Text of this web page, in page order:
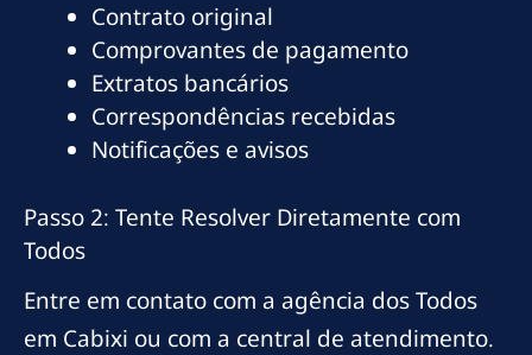
Contrato original
Comprovantes de pagamento
Extratos bancários
Correspondências recebidas
Notificações e avisos
Passo 2: Tente Resolver Diretamente com
Todos
Entre em contato com a agência dos Todos
em Cabixi ou com a central de atendimento.